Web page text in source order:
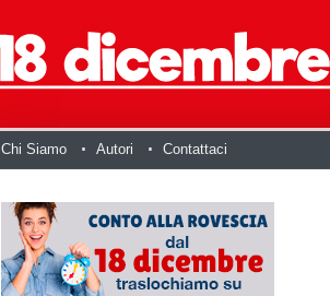
Chi Siamo Autori Contattaci